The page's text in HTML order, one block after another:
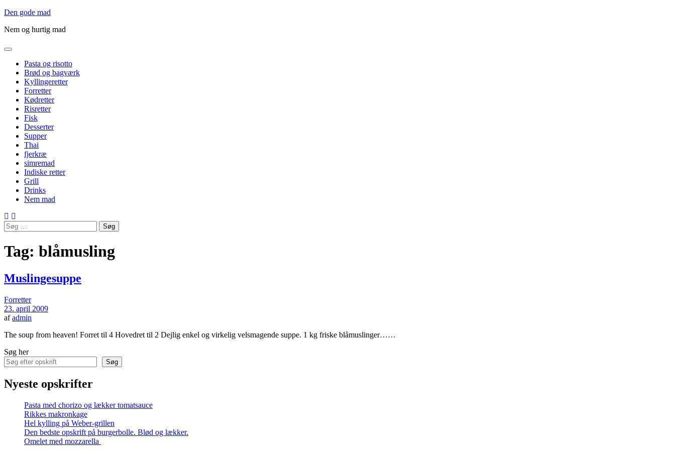
Gå
indholdet
Den gode mad
Nem og hurtig mad
Pasta og risotto
Brød og bagværk
Kyllingeretter
Forretter
Kødretter
Risretter
Fisk
Desserter
Supper
Thai
fjerkræ
simremad
Indiske retter
Grill
Drinks
Nem mad
Søg
efter:
Tag: blåmusling
Muslingesuppe
Forretter
23. april 2009
afadmin
The soup from heaven! Forret til 4 Hovedret til 2 Dejlig enkel og virkelig velsmagende suppe. 1 kg friske blåmuslinger……
Søg her
Søg
Nyeste opskrifter
Pasta med chorizo og lækker tomatsauce
Rikkes makronkage
Hel kylling på Weber-grillen
Den bedste opskrift på burgerbolle. Blød og lækker.
Omelet med mozzarella